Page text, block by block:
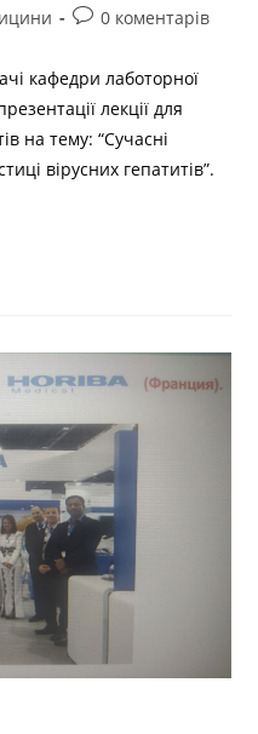
0 коментарів
кафедри лаботорної
лекції для
на тему: “Сучасні
вірусних гепатитів”.